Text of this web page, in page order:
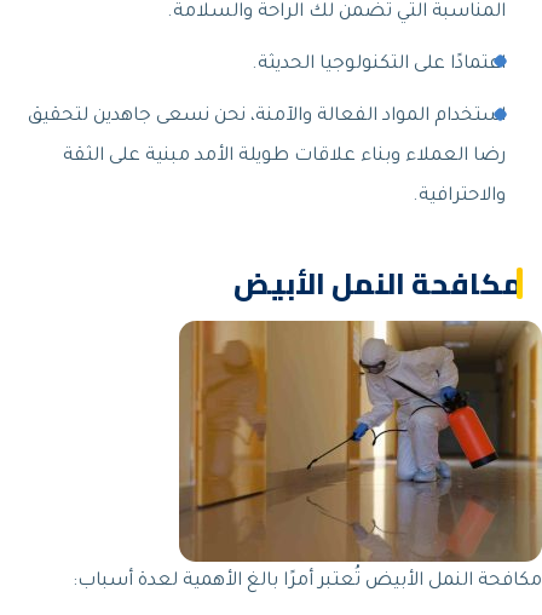
المناسبة التي تضمن لك الراحة والسلامة.
اعتمادًا على التكنولوجيا الحديثة.
استخدام المواد الفعالة والآمنة، نحن نسعى جاهدين لتحقيق
رضا العملاء وبناء علاقات طويلة الأمد مبنية على الثقة
والاحترافية.
مكافحة النمل الأبيض
مكافحة النمل الأبيض تُعتبر أمرًا بالغ الأهمية لعدة أسباب: